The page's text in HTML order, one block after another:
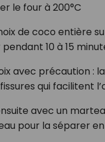
le four à 200°C
de coco entière
10 à 15
avec précaution :
qui facilitent
avec un
pour la séparer